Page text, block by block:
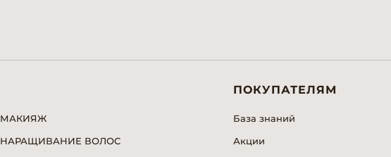
МАКИЯЖ
НАРАЩИВАНИЕ ВОЛОС
ПОКУПАТЕЛЯМ
База знаний
Акции